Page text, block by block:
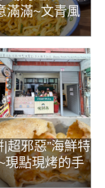
滿滿~文青風
超邪惡”海鮮特
現點現烤的手